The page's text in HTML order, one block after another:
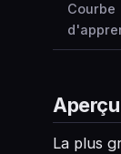
Courbe
La plus